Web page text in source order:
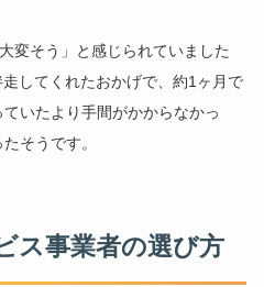
変そう」と感じられていました
してくれたおかげで、約1ヶ月で
いたより手間がかからなかっ
そうです。
ス事業者の選び方